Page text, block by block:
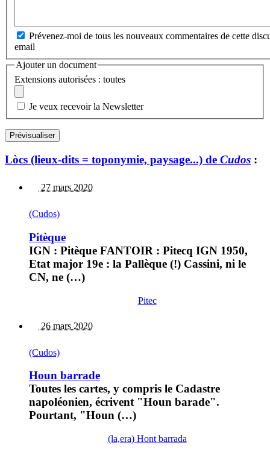
Prévenez-moi de tous les nouveaux commentaires de cette
email
Ajouter un document
Extensions autorisées : toutes
Je veux recevoir la Newsletter
Lòcs (lieux-dits = toponymie, paysage...) de Cudos :
27 mars 2020
(Cudos)
Pitèque
IGN : Pitèque FANTOIR : Pitecq IGN 1950,
Etat major 19e : la Pallèque (!) Cassini, ni le
CN, ne (…)
Pitec
26 mars 2020
(Cudos)
Houn barrade
Toutes les cartes, y compris le Cadastre
napoléonien, écrivent "Houn barade".
Pourtant, "Houn (…)
(la,era) Hont barrada